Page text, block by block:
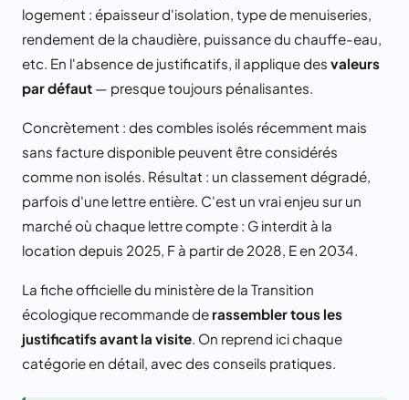
logement : épaisseur d'isolation, type de menuiseries,
rendement de la chaudière, puissance du chauffe-eau,
etc. En l'absence de justificatifs, il applique des valeurs
par défaut — presque toujours pénalisantes.
Concrètement : des combles isolés récemment mais
sans facture disponible peuvent être considérés
comme non isolés. Résultat : un classement dégradé,
parfois d'une lettre entière. C'est un vrai enjeu sur un
marché où chaque lettre compte : G interdit à la
location depuis 2025, F à partir de 2028, E en 2034.
La fiche officielle du ministère de la Transition
écologique recommande de rassembler tous les
justificatifs avant la visite. On reprend ici chaque
catégorie en détail, avec des conseils pratiques.